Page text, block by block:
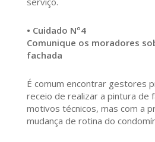
• Cuidado Nº4
Comunique os moradores
fachada
É comum encontrar gestores
receio de realizar a pintura de
motivos técnicos, mas com a
mudança de rotina do